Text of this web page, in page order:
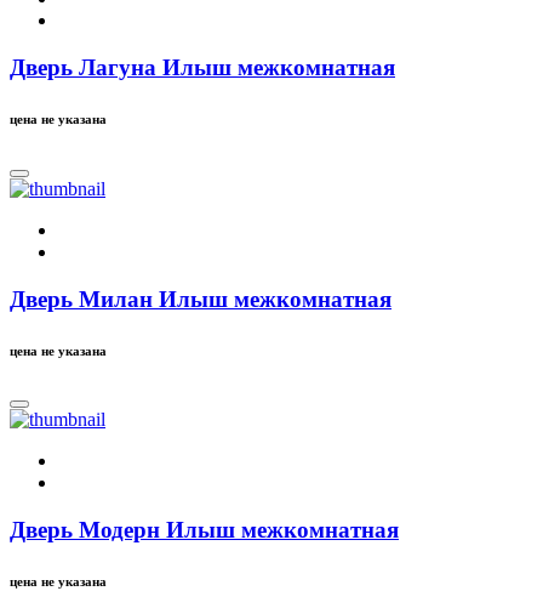
Дверь Лагуна Илыш межкомнатная
цена не указана
Дверь Милан Илыш межкомнатная
цена не указана
Дверь Модерн Илыш межкомнатная
цена не указана